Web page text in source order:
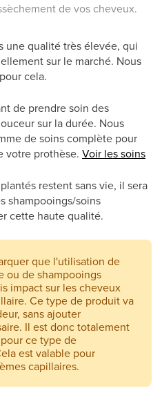
de vos cheveux.
une qualité très élevée, qui
sur le marché. Nous
cela.
de prendre soin des
sur la durée. Nous
de soins complète pour
votre prothèse. Voir les soins
restent sans vie, il sera
shampooings/soins
cette haute qualité.
que l'utilisation de
ou de shampooings
impact sur les cheveux
Ce type de produit va
sans ajouter
Il est donc totalement
ce type de
est valable pour
capillaires.